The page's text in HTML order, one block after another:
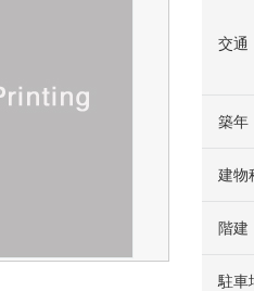
交通
築年
建物
階建
駐車